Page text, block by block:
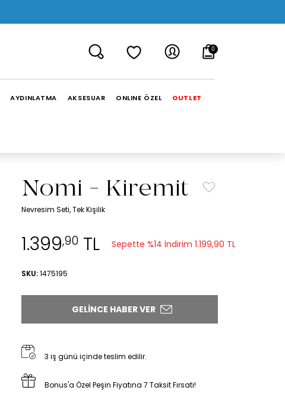
0
AYDINLATMA AKSESUAR ONLINE ÖZEL OUTLET
Nomi - Kiremit
Nevresim Seti, Tek Kişilik
1.399,90TL Sepette %14 İndirim 1.199,90 TL
SKU: 1475195
GELINCE HABER VER
3 iş günü içinde teslim edilir.
Bonus'a Özel Peşin Fiyatına 7 Taksit Fırsatı!